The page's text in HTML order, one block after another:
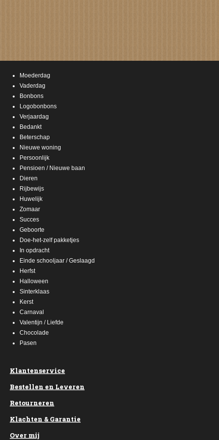
Moederdag
Vaderdag
Bonbons
Logobonbons
Verjaardag
Bedankt
Beterschap
Nieuwe woning
Persoonlijk
Pensioen / Nieuwe baan
Dieren
Rijbewijs
Huwelijk
Zomaar
Succes
Geboorte
Doe-het-zelf pakketjes
In opdracht
Einde schooljaar / Geslaagd
Herfst
Halloween
Sinterklaas
Kerst
Carnaval
Valentijn / Liefde
Chocolade
Pasen
Klantenservice
Bestellen en Leveren
Retourneren
Klachten & Garantie
Over mij